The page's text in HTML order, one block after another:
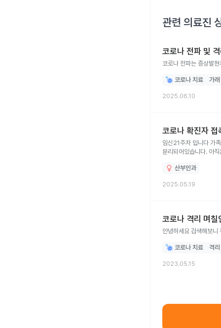
관련 의료진
코로나 전파 및
코로나 치료 가래
2025.06.10
코로나 확진자
임신21주차 입니다 가족중에 코로나확진자와 하루 접촉해서 1층
산부인과
2025.05.19
코로나 격리 며칠
안녕하세요 검색해보
코로나 치료 격리
2023.05.15